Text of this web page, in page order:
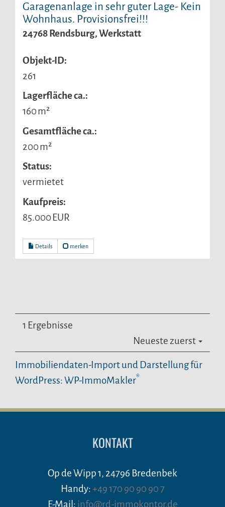
Garagenanlage in sehr guter Lage- Kein
Wohnhaus. Provisionsfrei!!!
24768 Rendsburg, Werkstatt
Objekt-ID:
261
Lagerfläche ca.:
160 m²
Gesamtfläche ca.:
200 m²
Status:
vermietet
Kaufpreis:
85.000 EUR
Details merken
1 Ergebnisse
Neueste zuerst
Immobiliendaten-Import und Darstellung für
WordPress: WP-ImmoMakler®
KONTAKT
Op de Wipp 1, 24796 Bredenbek
Handy:+49 170 90 90 90 7
E-Mail: info@rd-immokontor.de